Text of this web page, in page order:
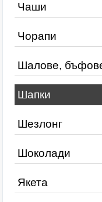
Чаши
Чорапи
Шалове,
Шапки
Шезлонг
Шоколади
Якета